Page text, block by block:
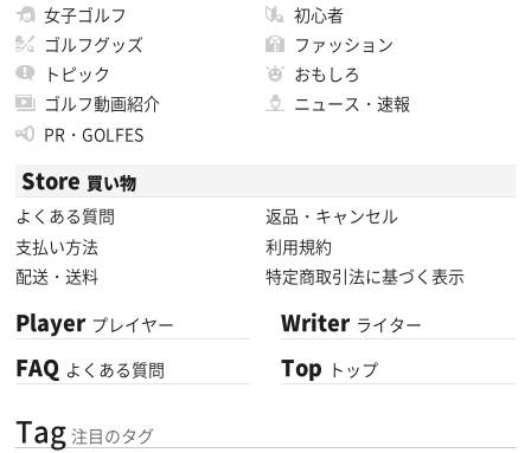
女子ゴルフ
初心者
ゴルフグッズ
ファッション
トピック
おもしろ
ゴルフ動画紹介
ニュース・速報
PR・GOLFES
Store 買い物
よくある質問
返品・キャンセル
支払い方法
利用規約
配送・送料
特定商取引法に基づく表示
Player プレイヤー
FAQ よくある質問
Writer ライター
Top トップ
Tag 注目のタグ